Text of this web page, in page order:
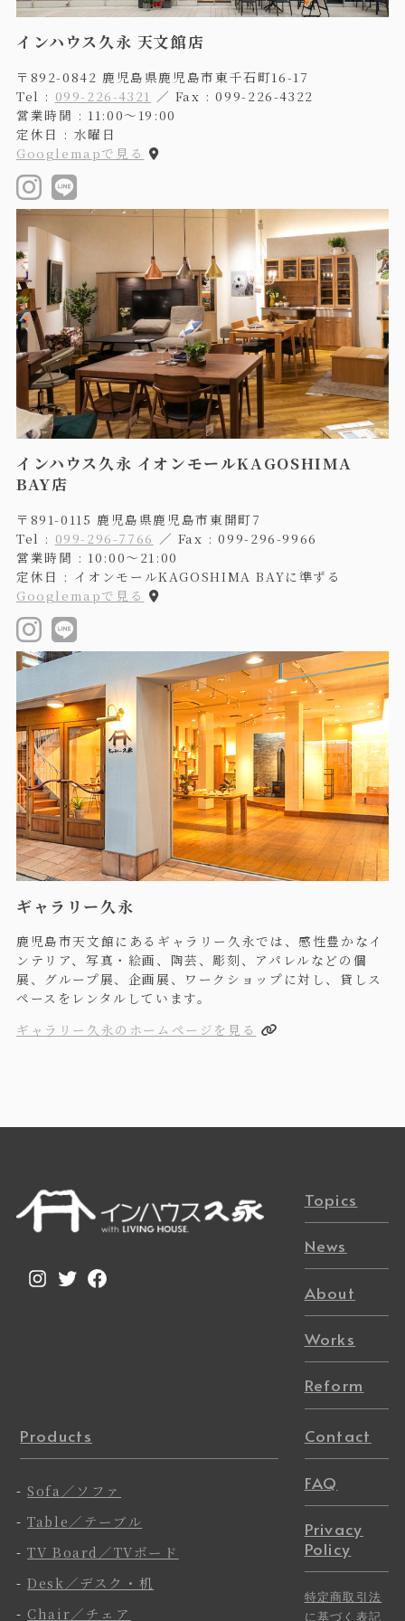
インハウス久永 天文館店
〒892-0842 鹿児島県鹿児島市東千石町16-17
Tel : 099-226-4321 ／ Fax : 099-226-4322
営業時間 : 11:00〜19:00
定休日 : 水曜日
Googlemapで見る
インハウス久永 イオンモールKAGOSHIMA
BAY店
〒891-0115 鹿児島県鹿児島市東開町7
Tel : 099-296-7766 ／ Fax : 099-296-9966
営業時間 : 10:00〜21:00
定休日 : イオンモールKAGOSHIMA BAYに準ずる
Googlemapで見る
ギャラリー久永
鹿児島市天文館にあるギャラリー久永では、感性豊かなイ
ンテリア、写真・絵画、陶芸、彫刻、アパレルなどの個
展、グループ展、企画展、ワークショップに対し、貸しス
ペースをレンタルしています。
ギャラリー久永のホームページを見る
Instagram
TwitterFacebook
Topics
News
About
Works
Reform
Products
-Sofa／ソファ
-Table／テーブル
-TV Board／TVボード
-Desk／デスク・机
- Chair／チェア
Contact
FAQ
Privacy
Policy
特定商取引法
に基づく表記